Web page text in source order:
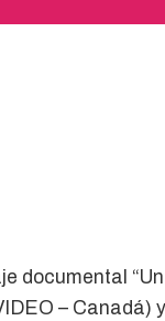
– Canadá)